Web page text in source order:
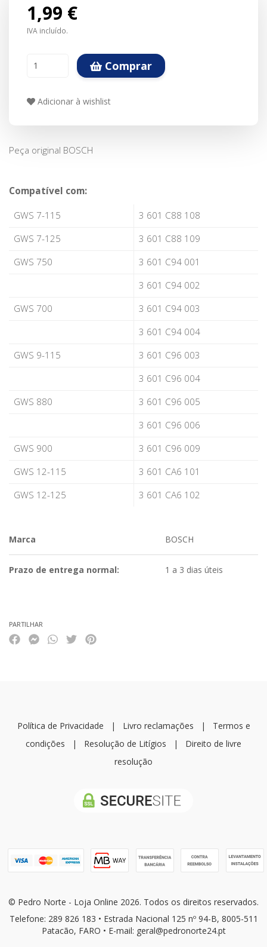
1,99 €
IVA incluído.
Comprar
Adicionar à wishlist
Peça original BOSCH
Compatível com:
GWS 7-115
3 601 C88 108
GWS 7-125
3 601 C88 109
GWS 750
3 601 C94 001
3 601 C94 002
GWS 700
3 601 C94 003
3 601 C94 004
GWS 9-115
3 601 C96 003
3 601 C96 004
GWS 880
3 601 C96 005
3 601 C96 006
GWS 900
3 601 C96 009
GWS 12-115
3 601 CA6 101
GWS 12-125
3 601 CA6 102
Marca BOSCH
Prazo de entrega normal:
1 a 3 dias úteis
PARTILHAR
Política de Privacidade | Livro reclamações | Termos e
condições | Resolução de Litígios | Direito de livre
resolução
© Pedro Norte - Loja Online 2026. Todos os direitos reservados.
Telefone: 289 826 183 • Estrada Nacional 125 nº 94-B, 8005-511
Patacão, FARO • E-mail: geral@pedronorte24.pt